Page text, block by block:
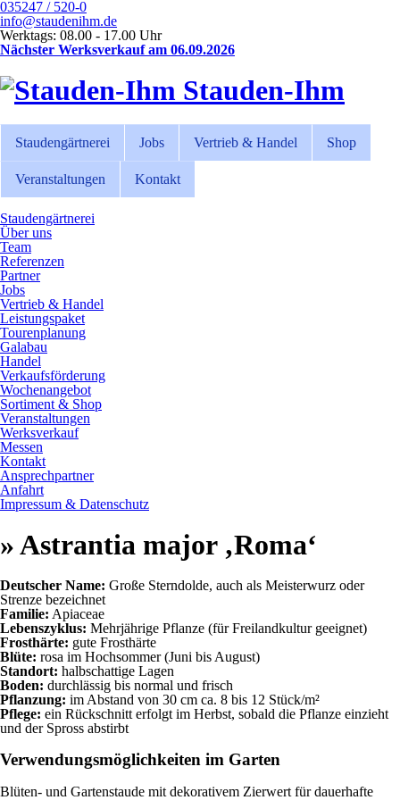
035247 / 520-0
info@staudenihm.de
Werktags: 08.00 - 17.00 Uhr
Nächster Werksverkauf am 06.09.2026
Stauden-Ihm
Staudengärtnerei Jobs Vertrieb & Handel Shop
Veranstaltungen Kontakt
Staudengärtnerei
Über uns
Team
Referenzen
Partner
Jobs
Vertrieb & Handel
Leistungspaket
Tourenplanung
Galabau
Handel
Verkaufsförderung
Wochenangebot
Sortiment & Shop
Veranstaltungen
Werksverkauf
Messen
Kontakt
Ansprechpartner
Anfahrt
Impressum & Datenschutz
» Astrantia major ‚Roma‘
Deutscher Name: Große Sterndolde, auch als Meisterwurz oder
Strenze bezeichnet
Familie: Apiaceae
Lebenszyklus: Mehrjährige Pflanze (für Freilandkultur geeignet)
Frosthärte: gute Frosthärte
Blüte: rosa im Hochsommer (Juni bis August)
Standort: halbschattige Lagen
Boden: durchlässig bis normal und frisch
Pflanzung: im Abstand von 30 cm ca. 8 bis 12 Stück/m²
Pflege: ein Rückschnitt erfolgt im Herbst, sobald die Pflanze einzieht
und der Spross abstirbt
Verwendungsmöglichkeiten im Garten
Blüten- und Gartenstaude mit dekorativem Zierwert für dauerhafte